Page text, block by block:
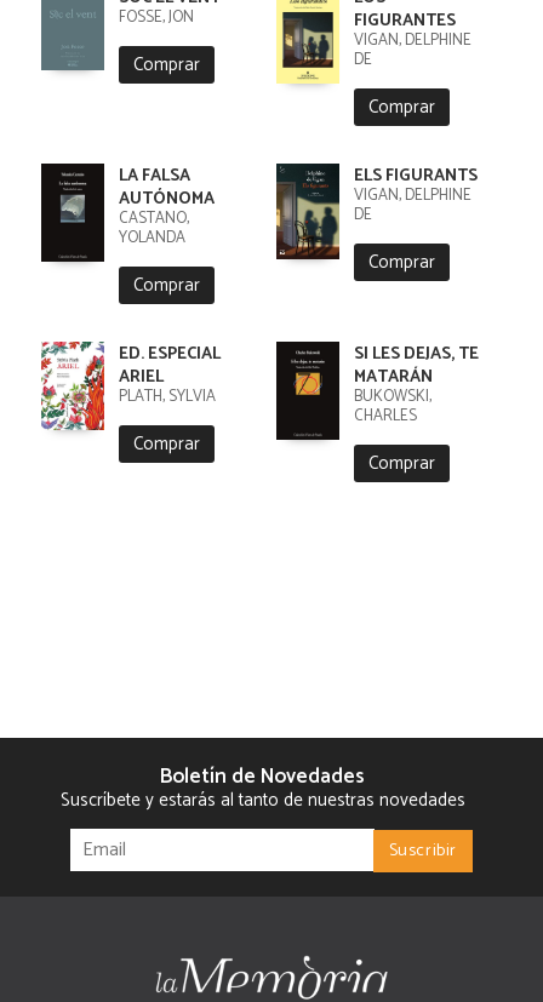
FOSSE, JON
Comprar
FIGURANTES
VIGAN, DELPHINE
DE
Comprar
LA FALSA
AUTÓNOMA
CASTAÑO,
YOLANDA
Comprar
ELS FIGURANTS
VIGAN, DELPHINE
DE
Comprar
ED. ESPECIAL
ARIEL
PLATH, SYLVIA
Comprar
SI LES DEJAS, TE
MATARÁN
BUKOWSKI,
CHARLES
Comprar
Boletín de Novedades
Suscríbete y estarás al tanto de nuestras novedades